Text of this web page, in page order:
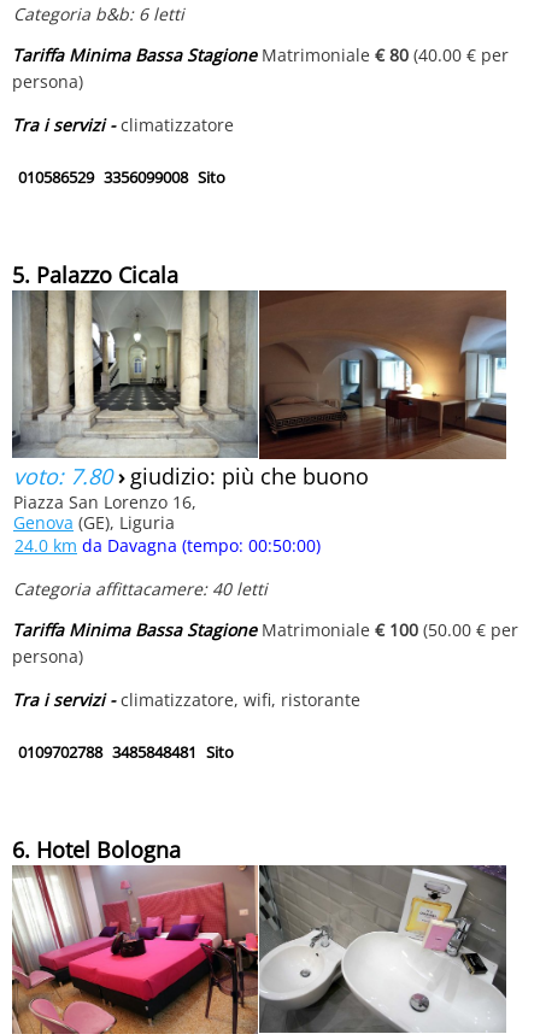
Categoria b&b: 6 letti
Tariffa Minima Bassa StagioneMatrimoniale € 80 (40.00 € per
persona)
Tra i servizi -climatizzatore
010586529 3356099008 Sito
5. Palazzo Cicala
voto: 7.80› giudizio: più che buono
Piazza San Lorenzo 16,
Genova (GE), Liguria
24.0 km da Davagna (tempo: 00:50:00)
Categoria affittacamere: 40 letti
Tariffa Minima Bassa StagioneMatrimoniale € 100 (50.00 € per
persona)
Tra i servizi -climatizzatore, wifi, ristorante
0109702788 3485848481 Sito
6. Hotel Bologna